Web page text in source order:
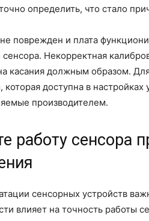
определить, что стало
поврежден и плата
сенсора. Некорректная
касания должным образом.
которая доступна в
производителем.
работу сенсора
сенсорных устройств
влияет на точность работы